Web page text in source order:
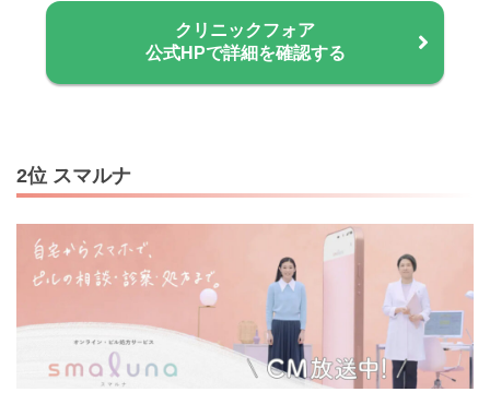
クリニックフォア
公式HPで詳細を確認する
2位 スマルナ